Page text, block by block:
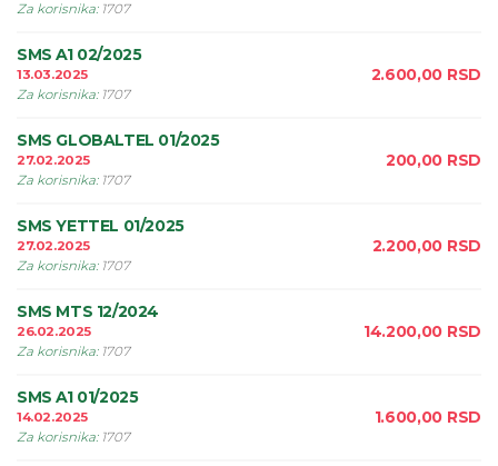
Za korisnika: 1707
SMS A1 02/2025
13.03.2025
Za korisnika: 1707
2.600,00 RSD
SMS GLOBALTEL 01/2025
27.02.2025
Za korisnika: 1707
200,00 RSD
SMS YETTEL 01/2025
27.02.2025
Za korisnika: 1707
2.200,00 RSD
SMS MTS 12/2024
26.02.2025
Za korisnika: 1707
14.200,00 RSD
SMS A1 01/2025
14.02.2025
Za korisnika: 1707
1.600,00 RSD